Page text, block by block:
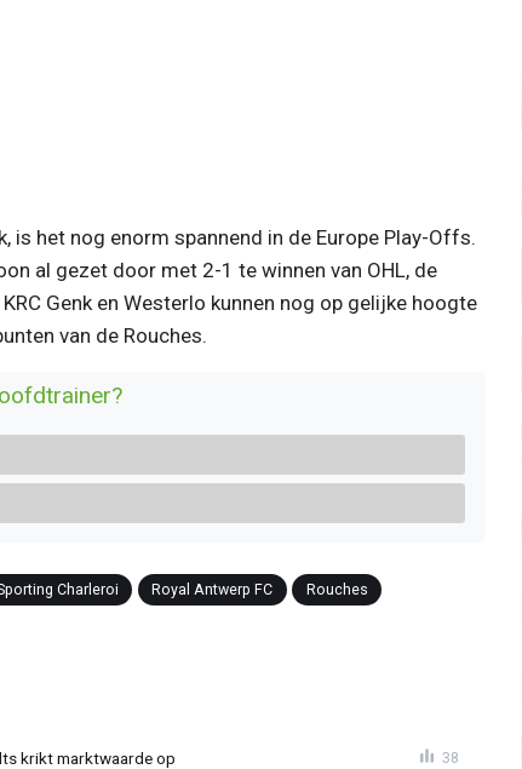
is het nog enorm spannend in de Europe Play-Offs.
al gezet door met 2-1 te winnen van OHL, de
Genk en Westerlo kunnen nog op gelijke hoogte
van de Rouches.
Charleroi Royal Antwerp FC Rouches
krikt marktwaarde op 38